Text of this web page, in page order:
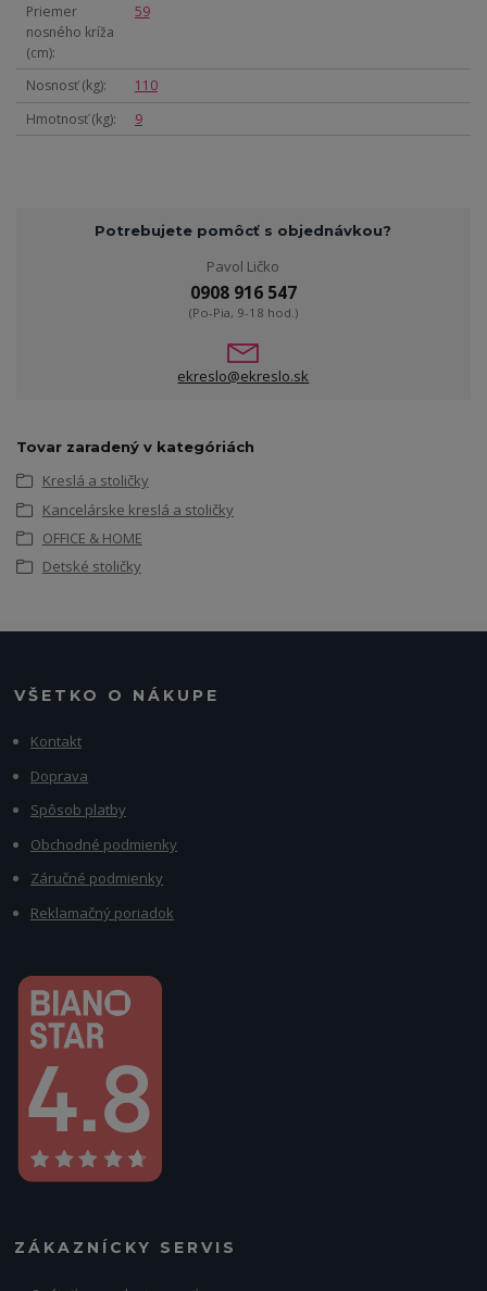
Priemer
nosného kríža
(cm)
59
Nosnosť (kg)
110
Hmotnosť (kg)
9
Potrebujete pomôcť s objednávkou?
Pavol Ličko
0908 916 547
(Po-Pia, 9-18 hod.)
ekreslo@ekreslo.sk
Tovar zaradený v kategóriách
Kreslá a stoličky
Kancelárske kreslá a stoličky
OFFICE & HOME
Detské stoličky
VŠETKO O NÁKUPE
Kontakt
Doprava
Spôsob platby
Obchodné podmienky
Záručné podmienky
Reklamačný poriadok
ZÁKAZNÍCKY SERVIS